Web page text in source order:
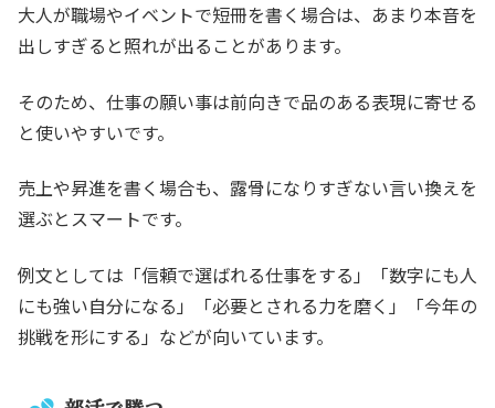
大人が職場やイベントで短冊を書く場合は、あまり本音を
出しすぎると照れが出ることがあります。
そのため、仕事の願い事は前向きで品のある表現に寄せる
と使いやすいです。
売上や昇進を書く場合も、露骨になりすぎない言い換えを
選ぶとスマートです。
例文としては「信頼で選ばれる仕事をする」「数字にも人
にも強い自分になる」「必要とされる力を磨く」「今年の
挑戦を形にする」などが向いています。